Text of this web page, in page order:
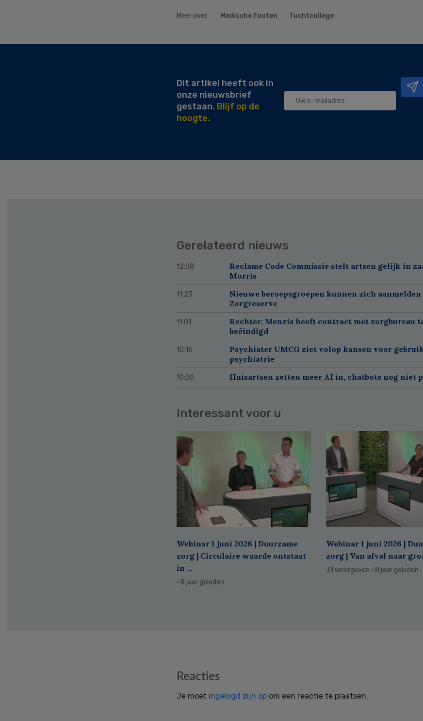
Meer over: Medische fouten Tuchtcollege
Dit artikel heeft ook in
onze nieuwsbrief
gestaan. Blijf op de
hoogte.
Gerelateerd nieuws
12:08
Reclame Code Commissie stelt artsen gelijk in
Morris
11:23
Nieuwe beroepsgroepen kunnen zich
Zorgreserve
11:01
Rechter: Menzis heeft contract met zorgbureau
beëindigd
10:16
Psychiater UMCG ziet volop kansen voor
psychiatrie
10:00 Huisartsen zetten meer AI in, chatbots nog niet
Interessant voor u
Webinar 1 juni 2026 | Duurzame
zorg | Circulaire waarde ontstaat
in ...
· 8 jaar geleden
Webinar 1 juni 2026 |
zorg | Van afval naar
31 weergaven · 8 jaar geleden
Reacties
Je moet ingelogd zijn op om een reactie te plaatsen.